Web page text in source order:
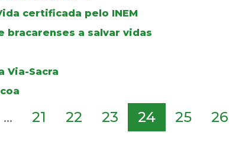
certificada pelo INEM
bracarenses a salvar vidas
Via-Sacra
... 21 22 23 24 25 26